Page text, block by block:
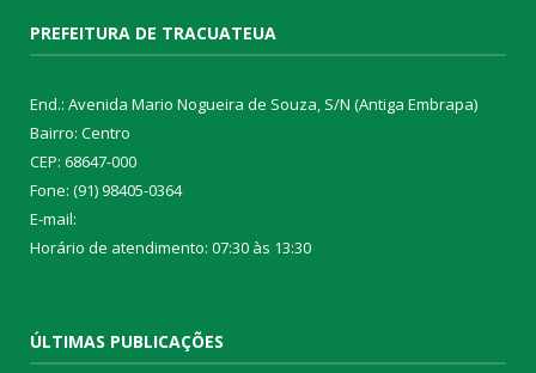
PREFEITURA DE TRACUATEUA
End.: Avenida Mario Nogueira de Souza, S/N (Antiga Embrapa)
Bairro: Centro
CEP: 68647-000
Fone: (91) 98405-0364
E-mail:
Horário de atendimento: 07:30 às 13:30
ÚLTIMAS PUBLICAÇÕES